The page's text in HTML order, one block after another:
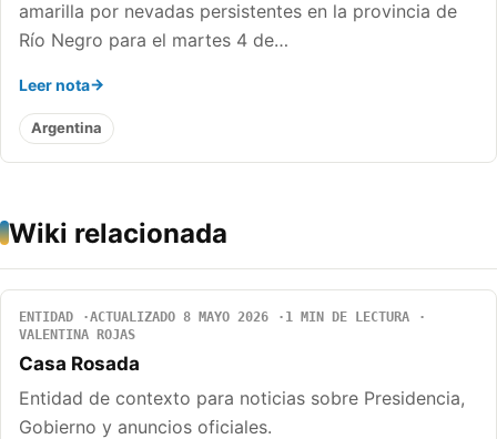
amarilla por nevadas persistentes en la provincia de
Río Negro para el martes 4 de…
Leer nota
Argentina
Wiki relacionada
ENTIDAD ACTUALIZADO 8 MAYO 2026
1 MIN DE LECTURA
VALENTINA ROJAS
Casa Rosada
Entidad de contexto para noticias sobre Presidencia,
Gobierno y anuncios oficiales.